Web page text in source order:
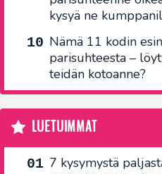
kysyä ne
Nämä 11 kodin
parisuhteesta –
teidän kotoanne?
LUETUIMMAT
7 kysymystä